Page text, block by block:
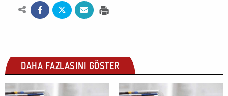
DAHA FAZLASINI GÖSTER